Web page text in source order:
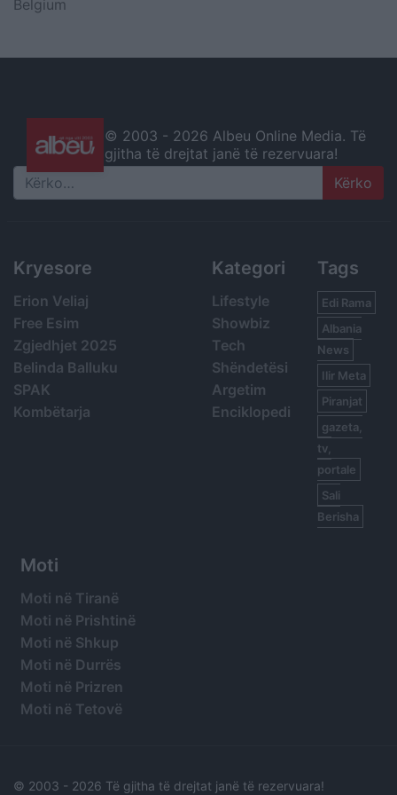
Belgium
© 2003 - 2026 Albeu Online Media. Të
gjitha të drejtat janë të rezervuara!
Search
Kryesore
Erion Veliaj
Free Esim
Zgjedhjet 2025
Belinda Balluku
SPAK
Kombëtarja
Kategori
Lifestyle
Showbiz
Tech
Shëndetësi
Argetim
Enciklopedi
Tags
Edi Rama
Albania
News
Ilir Meta
Piranjat
gazeta,
tv,
portale
Sali
Berisha
Moti
Moti në Tiranë
Moti në Prishtinë
Moti në Shkup
Moti në Durrës
Moti në Prizren
Moti në Tetovë
© 2003 - 2026 Të gjitha të drejtat janë të rezervuara!